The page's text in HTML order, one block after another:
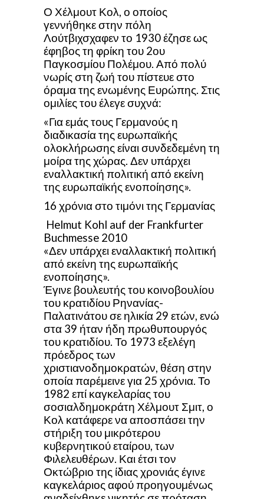
Ο Χέλμουτ Κολ, ο οποίος
γεννήθηκε στην πόλη
Λούτβιχσχαφεν το 1930 έζησε ως
έφηβος τη φρίκη του 2ου
Παγκοσμίου Πολέμου. Από πολύ
νωρίς στη ζωή του πίστευε στο
όραμα της ενωμένης Ευρώπης. Στις
ομιλίες του έλεγε συχνά:
«Για εμάς τους Γερμανούς η
διαδικασία της ευρωπαϊκής
ολοκλήρωσης είναι συνδεδεμένη τη
μοίρα της χώρας. Δεν υπάρχει
εναλλακτική πολιτική από εκείνη
της ευρωπαϊκής ενοποίησης».
16 χρόνια στο τιμόνι της Γερμανίας
Helmut Kohl auf der Frankfurter
Buchmesse 2010
«Δεν υπάρχει εναλλακτική πολιτική
από εκείνη της ευρωπαϊκής
ενοποίησης».
Έγινε βουλευτής του κοινοβουλίου
του κρατιδίου Ρηνανίας-
Παλατινάτου σε ηλικία 29 ετών, ενώ
στα 39 ήταν ήδη πρωθυπουργός
του κρατιδίου. Το 1973 εξελέγη
πρόεδρος των
χριστιανοδημοκρατών, θέση στην
οποία παρέμεινε για 25 χρόνια. Το
1982 επί καγκελαρίας του
σοσιαλδημοκράτη Χέλμουτ Σμιτ, ο
Κολ κατάφερε να αποσπάσει την
στήριξη του μικρότερου
κυβερνητικού εταίρου, των
Φιλελευθέρων. Και έτσι τον
Οκτώβριο της ίδιας χρονιάς έγινε
καγκελάριος αφού προηγουμένως